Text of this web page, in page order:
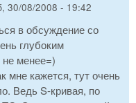
30/08/2008 - 19:42
в обсуждение со
глубоким
менее=)
мне кажется, тут очень
Ведь S-кривая, по